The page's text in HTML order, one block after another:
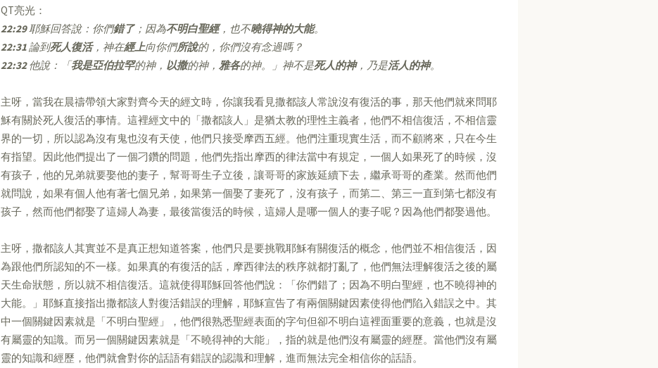
QT亮光：
22:29耶穌回答說：你們錯了；因為不明白聖經，也不曉得神的大能。
22:31論到死人復活，神在經上向你們所說的，你們沒有念過嗎？
22:32他說：「我是亞伯拉罕的神， 以撒的神， 雅各的神。」神不是死人的神，乃是活人的神。
主呀，當我在晨禱帶領大家對齊今天的經文時，你讓我看見撒都該人常說沒有復活的事，那天他們就來問耶
穌有關於死人復活的事情。這裡經文中的「撒都該人」是猶太教的理性主義者，他們不相信復活，不相信靈
界的一切，所以認為沒有鬼也沒有天使，他們只接受摩西五經。他們注重現實生活，而不顧將來，只在今生
有指望。因此他們提出了一個刁鑽的問題，他們先指出摩西的律法當中有規定，一個人如果死了的時候，沒
有孩子，他的兄弟就要娶他的妻子，幫哥哥生子立後，讓哥哥的家族延續下去，繼承哥哥的產業。然而他們
就問說，如果有個人他有著七個兄弟，如果第一個娶了妻死了，沒有孩子，而第二、第三一直到第七都沒有
孩子，然而他們都娶了這婦人為妻，最後當復活的時候，這婦人是哪一個人的妻子呢？因為他們都娶過他。
主呀，撒都該人其實並不是真正想知道答案，他們只是要挑戰耶穌有關復活的概念，他們並不相信復活，因
為跟他們所認知的不一樣。如果真的有復活的話，摩西律法的秩序就都打亂了，他們無法理解復活之後的屬
天生命狀態，所以就不相信復活。這就使得耶穌回答他們說：「你們錯了；因為不明白聖經，也不曉得神的
大能。」耶穌直接指出撒都該人對復活錯誤的理解，耶穌宣告了有兩個關鍵因素使得他們陷入錯誤之中。其
中一個關鍵因素就是「不明白聖經」，他們很熟悉聖經表面的字句但卻不明白這裡面重要的意義，也就是沒
有屬靈的知識。而另一個關鍵因素就是「不曉得神的大能」，指的就是他們沒有屬靈的經歷。當他們沒有屬
靈的知識和經歷，他們就會對你的話語有錯誤的認識和理解，進而無法完全相信你的話語。